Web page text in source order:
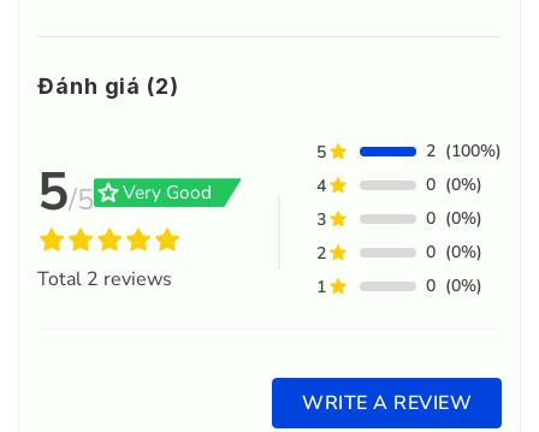
Đánh giá (2)
5/5gradeVery Good
Total 2 reviews
5 2 (100%)
4
0 (0%)
3
0 (0%)
2
0 (0%)
1
0 (0%)
WRITE A REVIEW